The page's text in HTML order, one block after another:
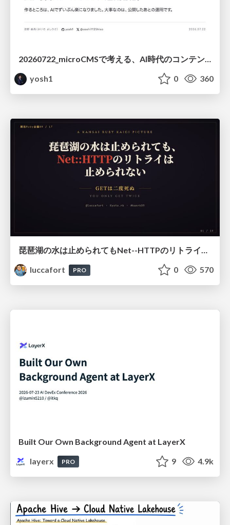
20260722_microCMSで考える、AI時代のコンテンツ運用設計
yosh1
0 360
琵琶湖の水は止められてもNet--HTTPのリトライは止められない / You might be able to stop the water flow of Lake Biwa but you can't stop Net::HTTP retries
luccafort
PRO 0 570
Built Our Own Background Agent at LayerX
layerx
PRO 9 4.9k